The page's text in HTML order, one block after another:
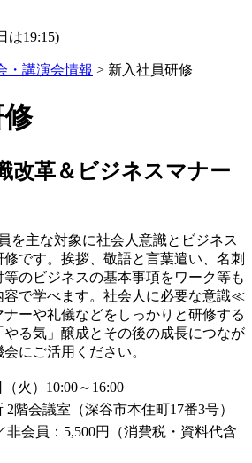
は19:15)
・講演会情報 > 新入社員研修
改革＆ビジネスマナー
を主な対象に社会人意識とビジネス
です。挨拶、敬語と言葉遣い、名刺
のビジネスの基本事項をワーク等も
容で学べます。社会人に必要な意識≪
ーや礼儀などをしっかりと研修する
る気」醸成とその後の成長につなが
にご活用ください。
火）10:00～16:00
階会議室（深谷市本住町17番3号）
非会員：5,500円（消費税・資料代含